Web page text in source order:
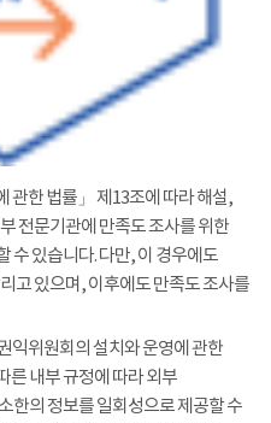
관한 법률」 제13조에 따라 해설,
전문기관에 만족도 조사를 위한
수 있습니다. 다만, 이 경우에도
고 있으며, 이후에도 만족도 조사를
익위원회의 설치와 운영에 관한
른 내부 규정에 따라 외부
한의 정보를 일회성으로 제공할 수